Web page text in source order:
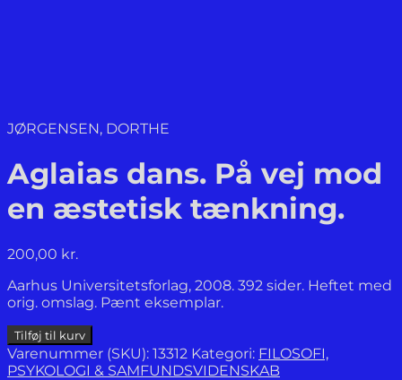
JØRGENSEN, DORTHE
Aglaias dans. På vej mod
en æstetisk tænkning.
200,00 kr.
Aarhus Universitetsforlag, 2008. 392 sider. Heftet med
orig. omslag. Pænt eksemplar.
Aglaias
dans.
På
Tilføj til kurv
Varenummer (SKU): 13312 Kategori: FILOSOFI,
PSYKOLOGI & SAMFUNDSVIDENSKAB